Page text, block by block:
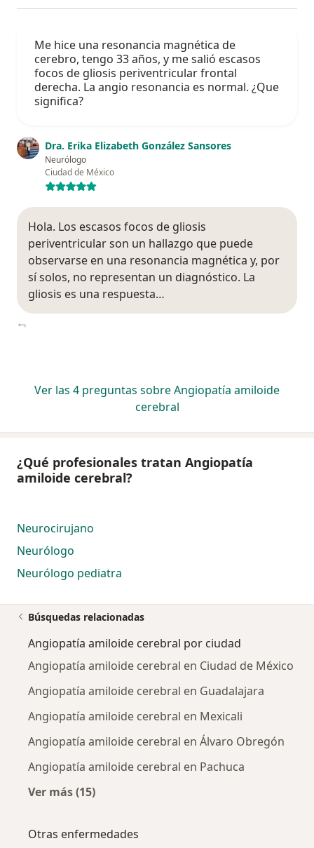
Me hice una resonancia magnética de
cerebro, tengo 33 años, y me salió escasos
focos de gliosis periventricular frontal
derecha. La angio resonancia es normal. ¿Que
significa?
Dra. Erika Elizabeth González Sansores
Neurólogo
Ciudad de México
Hola. Los escasos focos de gliosis
periventricular son un hallazgo que puede
observarse en una resonancia magnética y, por
sí solos, no representan un diagnóstico. La
gliosis es una respuesta…
Ver las 4 preguntas sobre Angiopatía amiloide
cerebral
¿Qué profesionales tratan Angiopatía
amiloide cerebral?
Neurocirujano
Neurólogo
Neurólogo pediatra
Búsquedas relacionadas
Angiopatía amiloide cerebral por ciudad
Angiopatía amiloide cerebral en Ciudad de México
Angiopatía amiloide cerebral en Guadalajara
Angiopatía amiloide cerebral en Mexicali
Angiopatía amiloide cerebral en Álvaro Obregón
Angiopatía amiloide cerebral en Pachuca
Ver más (15)
Otras enfermedades